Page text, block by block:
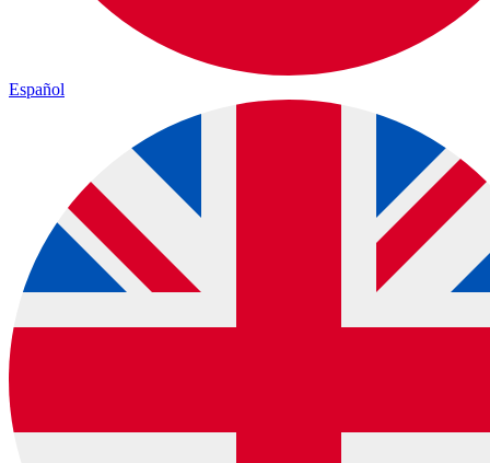
Español